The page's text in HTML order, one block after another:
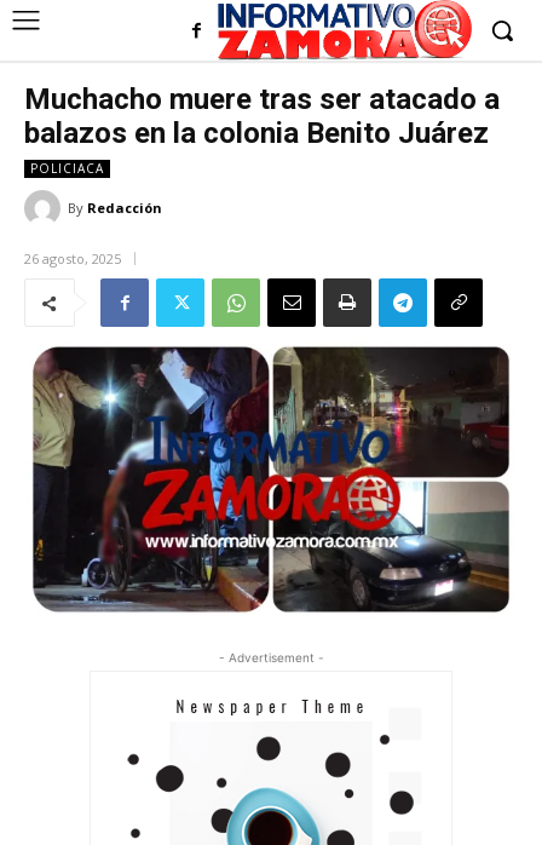
Muchacho muere tras ser atacado a
balazos en la colonia Benito Juárez
POLICIACA
By Redacción
26 agosto, 2025
- Advertisement -